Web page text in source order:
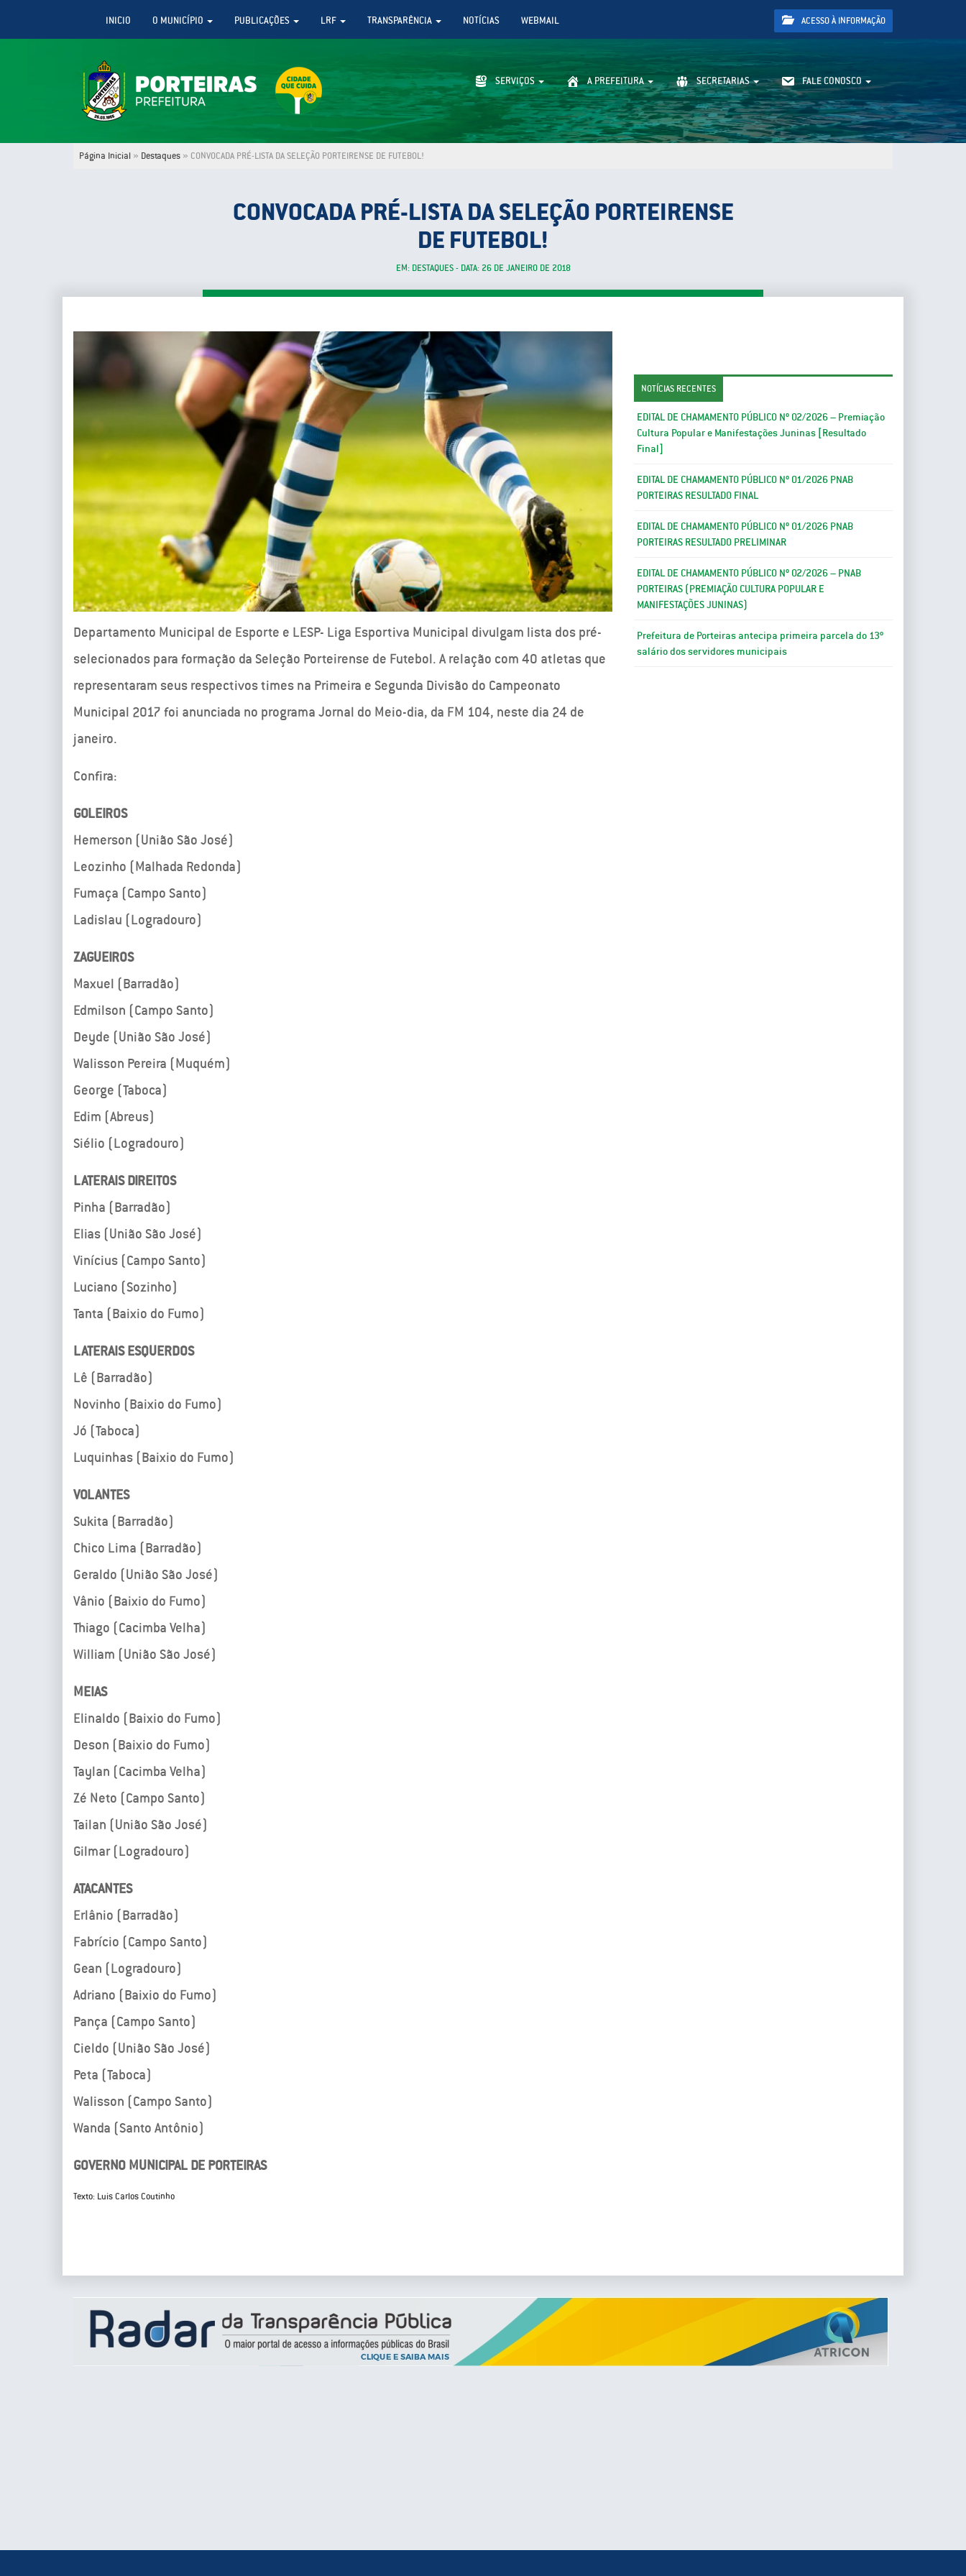
INICIO O MUNICÍPIO PUBLICAÇÕES LRF TRANSPARÊNCIA NOTÍCIAS WEBMAIL ACESSO À INFORMAÇÃO
SERVIÇOS A PREFEITURA SECRETARIAS FALE CONOSCO
Página Inicial » Destaques » CONVOCADA PRÉ-LISTA DA SELEÇÃO PORTEIRENSE DE FUTEBOL!
CONVOCADA PRÉ-LISTA DA SELEÇÃO PORTEIRENSE
DE FUTEBOL!
EM: DESTAQUES - DATA: 26 DE JANEIRO DE 2018
Departamento Municipal de Esporte e LESP- Liga Esportiva Municipal divulgam lista dos pré-
selecionados para formação da Seleção Porteirense de Futebol. A relação com 40 atletas que
representaram seus respectivos times na Primeira e Segunda Divisão do Campeonato
Municipal 2017 foi anunciada no programa Jornal do Meio-dia, da FM 104, neste dia 24 de
janeiro.
Confira:
GOLEIROS
Hemerson (União São José)
Leozinho (Malhada Redonda)
Fumaça (Campo Santo)
Ladislau (Logradouro)
ZAGUEIROS
Maxuel (Barradão)
Edmilson (Campo Santo)
Deyde (União São José)
Walisson Pereira (Muquém)
George (Taboca)
Edim (Abreus)
Siélio (Logradouro)
LATERAIS DIREITOS
Pinha (Barradão)
Elias (União São José)
Vinícius (Campo Santo)
Luciano (Sozinho)
Tanta (Baixio do Fumo)
LATERAIS ESQUERDOS
Lê (Barradão)
Novinho (Baixio do Fumo)
Jó (Taboca)
Luquinhas (Baixio do Fumo)
VOLANTES
Sukita (Barradão)
Chico Lima (Barradão)
Geraldo (União São José)
Vânio (Baixio do Fumo)
Thiago (Cacimba Velha)
William (União São José)
MEIAS
Elinaldo (Baixio do Fumo)
Deson (Baixio do Fumo)
Taylan (Cacimba Velha)
Zé Neto (Campo Santo)
Tailan (União São José)
Gilmar (Logradouro)
ATACANTES
Erlânio (Barradão)
Fabrício (Campo Santo)
Gean (Logradouro)
Adriano (Baixio do Fumo)
Pança (Campo Santo)
Cieldo (União São José)
Peta (Taboca)
Walisson (Campo Santo)
Wanda (Santo Antônio)
GOVERNO MUNICIPAL DE PORTEIRAS
Texto: Luis Carlos Coutinho
NOTÍCIAS RECENTES
EDITAL DE CHAMAMENTO PÚBLICO Nº 02/2026 – Premiação
Cultura Popular e Manifestações Juninas [Resultado
Final]
EDITAL DE CHAMAMENTO PÚBLICO Nº 01/2026 PNAB
PORTEIRAS RESULTADO FINAL
EDITAL DE CHAMAMENTO PÚBLICO Nº 01/2026 PNAB
PORTEIRAS RESULTADO PRELIMINAR
EDITAL DE CHAMAMENTO PÚBLICO Nº 02/2026 – PNAB
PORTEIRAS (PREMIAÇÃO CULTURA POPULAR E
MANIFESTAÇÕES JUNINAS)
Prefeitura de Porteiras antecipa primeira parcela do 13º
salário dos servidores municipais